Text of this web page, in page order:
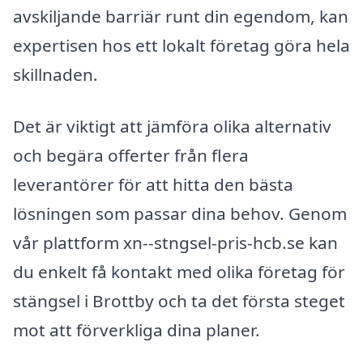
avskiljande barriär runt din egendom, kan
expertisen hos ett lokalt företag göra hela
skillnaden.
Det är viktigt att jämföra olika alternativ
och begära offerter från flera
leverantörer för att hitta den bästa
lösningen som passar dina behov. Genom
vår plattform xn--stngsel-pris-hcb.se kan
du enkelt få kontakt med olika företag för
stängsel i Brottby och ta det första steget
mot att förverkliga dina planer.